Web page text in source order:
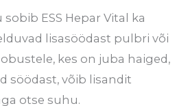
ESS Hepar Vital ka
lisasöödast pulbri või
kes on juba haiged,
söödast, võib lisandit
otse suhu.